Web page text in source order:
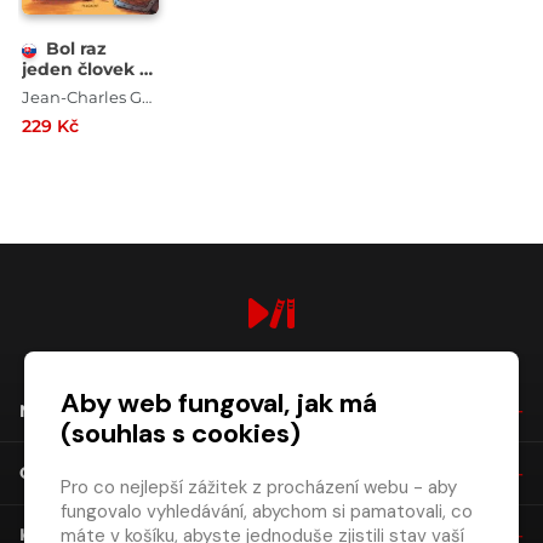
Bol raz
jeden človek -
Staroveký RímJean-Charles Gaudin
229 Kč
NÁKUP
O SPOLEČNOSTI
KONTAKT
Aby web fungoval, jak má
(souhlas s cookies)
Pro co nejlepší zážitek z procházení webu - aby
fungovalo vyhledávání, abychom si pamatovali, co
máte v košíku, abyste jednoduše zjistili stav vaší